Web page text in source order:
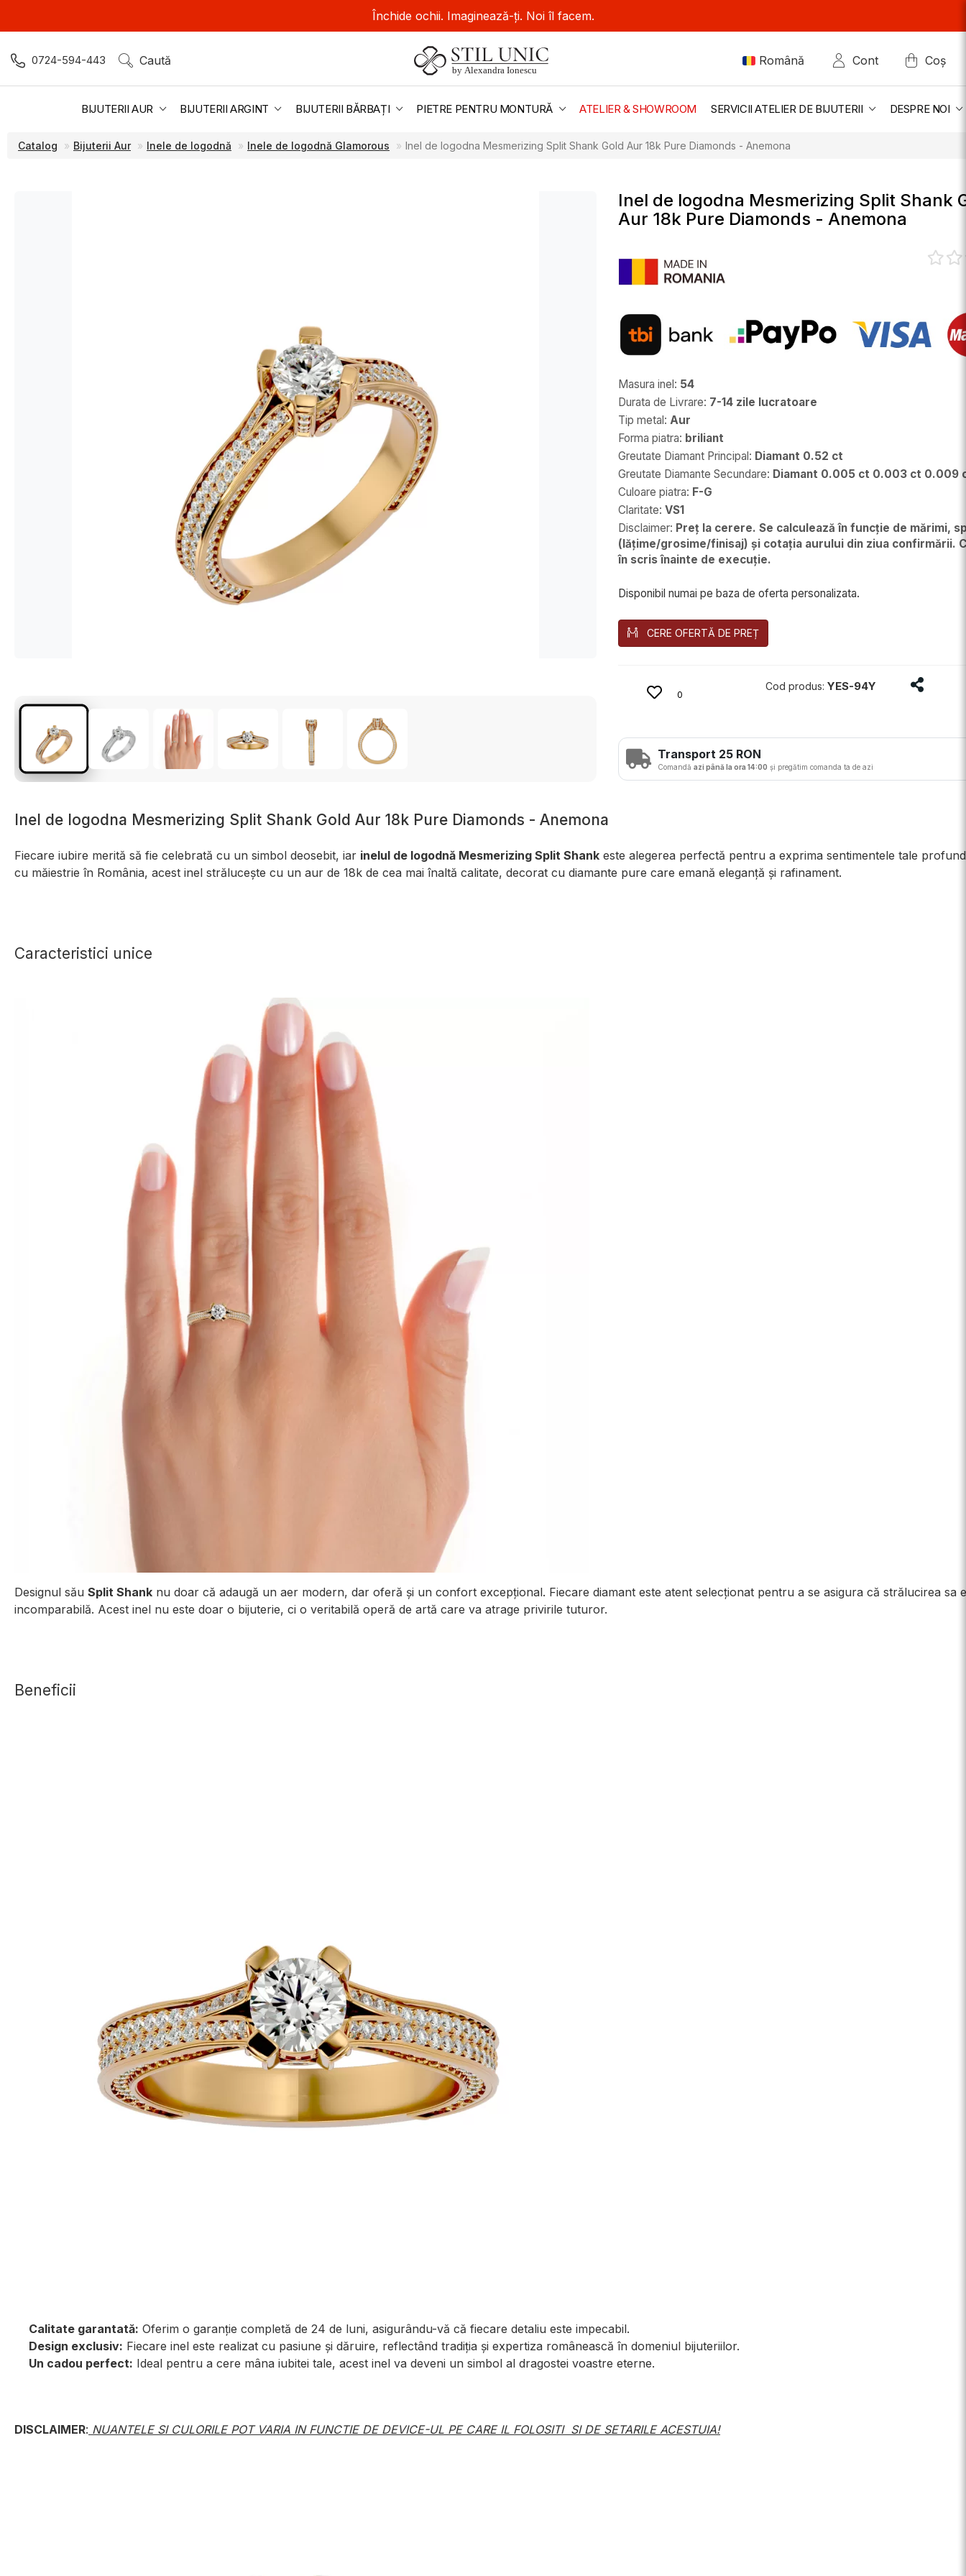
Închide ochii. Imaginează-ți. Noi îl facem.
0724-594-443 Caută Română Cont Coș
BIJUTERII AUR BIJUTERII ARGINT BIJUTERII BĂRBAȚI PIETRE PENTRU MONTURĂ ATELIER & SHOWROOM SERVICII ATELIER DE BIJUTERII DESPRE NOI
Catalog Bijuterii Aur Inele de logodnă Inele de logodnă Glamorous Inel de logodna Mesmerizing Split Shank Gold Aur 18k Pure Diamonds - Anemona
Inel de logodna Mesmerizing Split Shank
Aur 18k Pure Diamonds - Anemona
Masura inel: 54
Durata de Livrare: 7-14 zile lucratoare
Tip metal: Aur
Forma piatra: briliant
Greutate Diamant Principal: Diamant 0.52 ct
Greutate Diamante Secundare: Diamant 0.005 ct 0.003 ct 0.009
Culoare piatra: F-G
Claritate: VS1
Disclaimer: Preț la cerere. Se calculează în funcție de mărimi,
(lățime/grosime/finisaj) și cotația aurului din ziua confirmării.
în scris înainte de execuție.
Disponibil numai pe baza de oferta personalizata.
CERE OFERTĂ DE PREȚ
0
Cod produs: YES-94Y
Transport 25 RON
Comandă azi până la ora 14:00 și pregătim comanda ta de azi
Inel de logodna Mesmerizing Split Shank Gold Aur 18k Pure Diamonds - Anemona
Fiecare iubire merită să fie celebrată cu un simbol deosebit, iar inelul de logodnă Mesmerizing Split Shank este alegerea perfectă pentru a exprima sentimentele tale
cu măiestrie în România, acest inel strălucește cu un aur de 18k de cea mai înaltă calitate, decorat cu diamante pure care emană eleganță și rafinament.
Caracteristici unice
Designul său Split Shank nu doar că adaugă un aer modern, dar oferă și un confort excepțional. Fiecare diamant este atent selecționat pentru a se asigura că strălucirea sa
incomparabilă. Acest inel nu este doar o bijuterie, ci o veritabilă operă de artă care va atrage privirile tuturor.
Beneficii
Calitate garantată: Oferim o garanție completă de 24 de luni, asigurându-vă că fiecare detaliu este impecabil.
Design exclusiv: Fiecare inel este realizat cu pasiune și dăruire, reflectând tradiția și expertiza românească în domeniul bijuteriilor.
Un cadou perfect: Ideal pentru a cere mâna iubitei tale, acest inel va deveni un simbol al dragostei voastre eterne.
DISCLAIMER: NUANTELE SI CULORILE POT VARIA IN FUNCTIE DE DEVICE-UL PE CARE IL FOLOSITI SI DE SETARILE ACESTUIA!